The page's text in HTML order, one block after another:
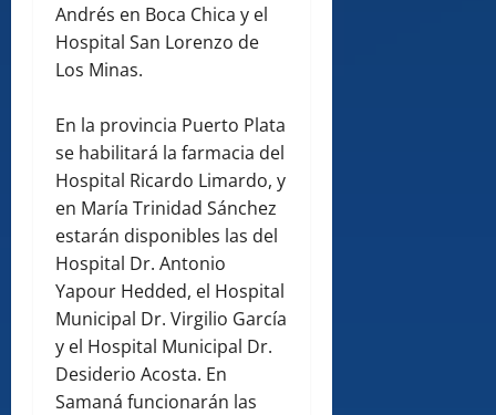
Andrés en Boca Chica y el
Hospital San Lorenzo de
Los Minas.
En la provincia Puerto Plata
se habilitará la farmacia del
Hospital Ricardo Limardo, y
en María Trinidad Sánchez
estarán disponibles las del
Hospital Dr. Antonio
Yapour Hedded, el Hospital
Municipal Dr. Virgilio García
y el Hospital Municipal Dr.
Desiderio Acosta. En
Samaná funcionarán las